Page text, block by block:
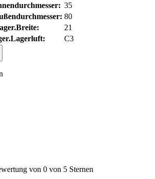
35
80
21
C3
von 0 von 5 Sternen